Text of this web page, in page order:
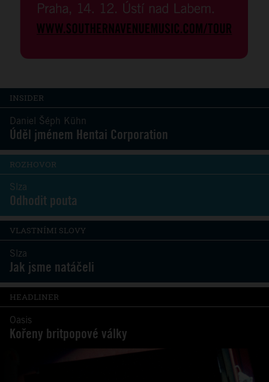
INSIDER
Daniel Šéph Kühn
Úděl jménem Hentai Corporation
ROZHOVOR
Slza
Odhodit pouta
VLASTNÍMI SLOVY
Slza
Jak jsme natáčeli
HEADLINER
Oasis
Kořeny britpopové války